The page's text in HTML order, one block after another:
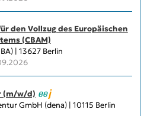
den Vollzug des Europäischen
(CBAM)
| 13627 Berlin
(m/w/d)
GmbH (dena) | 10115 Berlin